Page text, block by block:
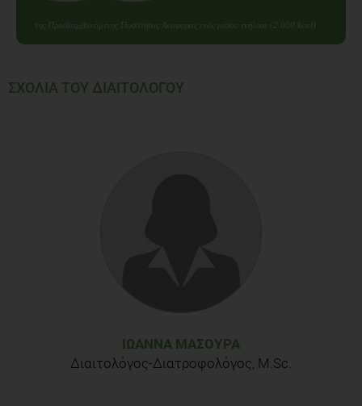
της Προσλαμβανόμενης Ποσότητας Αναφοράς ενός μέσου ενήλικα (2.000 kcal)
ΣΧΟΛΙΑ ΤΟΥ ΔΙΑΙΤΟΛΟΓΟΥ
ΙΩΆΝΝΑ ΜΑΣΟΎΡΑ
Διαιτολόγος-Διατροφολόγος, M.Sc.